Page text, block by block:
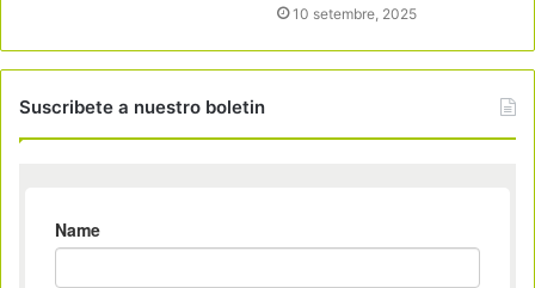
10 setembre, 2025
Suscribete a nuestro boletin